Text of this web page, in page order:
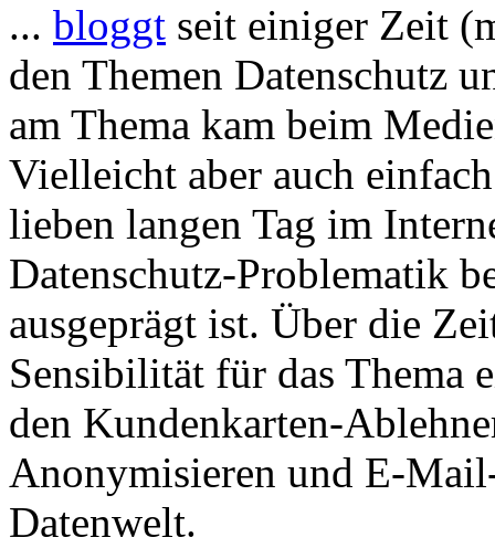
... bloggt seit einiger Zeit
den Themen Datenschutz
am Thema kam beim
Vielleicht aber auch
lieben langen Tag im
Datenschutz-Problematik
ausgeprägt ist. Über die
Sensibilität für das Thema
den Kundenkarten-
Anonymisieren und E-
Datenwelt.